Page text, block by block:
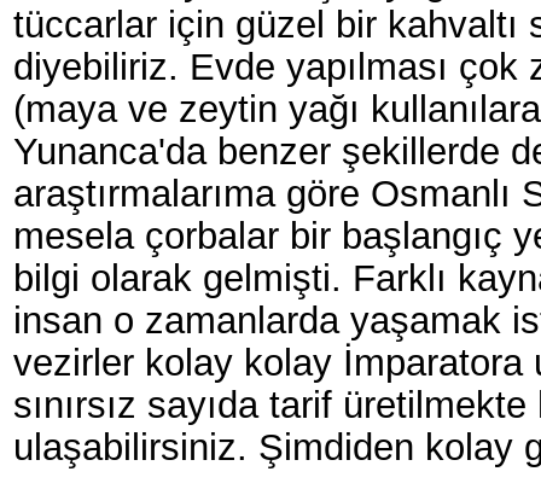
tüccarlar için güzel bir kahvaltı
diyebiliriz. Evde yapılması
(maya ve zeytin yağı
Yunanca'da benzer şekillerde
araştırmalarıma göre
mesela çorbalar bir başlangıç
bilgi olarak gelmişti. Farklı
insan o zamanlarda yaşamak
vezirler kolay kolay İmparatora
sınırsız sayıda tarif
ulaşabilirsiniz. Şimdiden kolay